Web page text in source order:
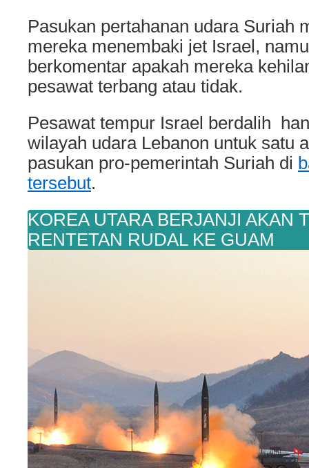
Pasukan pertahanan udara Suriah
mereka menembaki jet Israel,
berkomentar apakah mereka
pesawat terbang atau tidak.
Pesawat tempur Israel berdalih
wilayah udara Lebanon untuk satu
pasukan pro-pemerintah Suriah di
tersebut.
KOREA UTARA BERJANJI AKAN
RENTETAN RUDAL KE GUAM